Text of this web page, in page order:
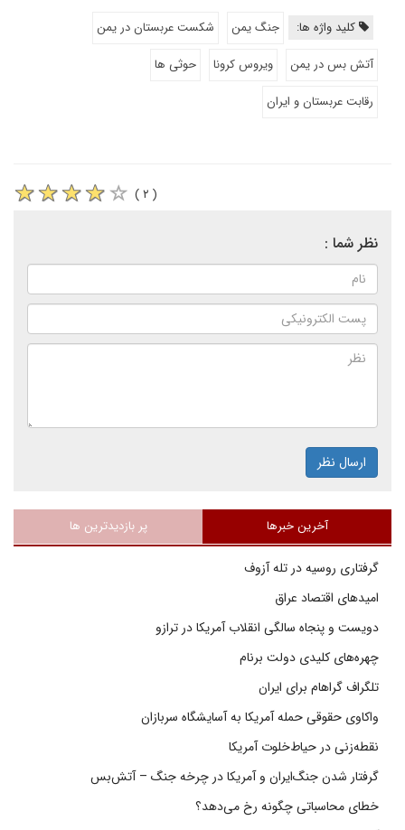
کلید واژه ها: جنگ یمن
شکست عربستان در یمن
آتش بس در یمن
ویروس کرونا
حوثی ها
رقابت عربستان و ایران
( ۲ )
نظر شما :
ارسال نظر
آخرین خبرها پر بازدیدترین ها
گرفتاری روسیه در تله آزوف
امیدهای اقتصاد عراق
دویست و پنجاه سالگی انقلاب آمریکا در ترازو
چهره‌های کلیدی دولت برنام
تلگراف گراهام برای ایران
واکاوی حقوقی حمله آمریکا به آسایشگاه سربازان
نقطه‌زنی در حیاط‌خلوت آمریکا
گرفتار شدن جنگ‌ایران و آمریکا در چرخه جنگ – آتش‌بس
خطای محاسباتی چگونه رخ می‌دهد؟